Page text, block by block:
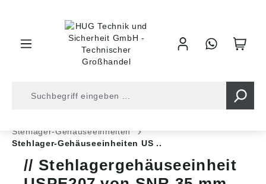
Stehlager-Gehäuseeinheiten
Stehlager-Gehäuseeinheiten US ..
Stehlagergehäuseeinheit